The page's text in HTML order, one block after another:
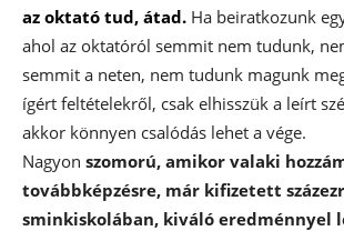
az oktató tud, átad. Ha beiratkozunk
ahol az oktatóról semmit nem tudunk,
semmit a neten, nem tudunk magunk
ígért feltételekről, csak elhisszük a leírt
akkor könnyen csalódás lehet a vége.
Nagyon szomorú, amikor valaki
továbbképzésre, már kifizetett
sminkiskolában, kiváló eredménnyel